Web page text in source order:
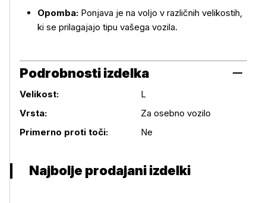
Opomba: Ponjava je na voljo v različnih velikostih,
ki se prilagajajo tipu vašega vozila.
Podrobnosti izdelka
Podrobnosti izdelka
Velikost:
L
Vrsta:
Za osebno vozilo
Primerno proti toči:
Ne
Najbolje prodajani izdelki